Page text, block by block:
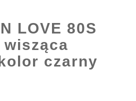
LOVE 80S
czarny